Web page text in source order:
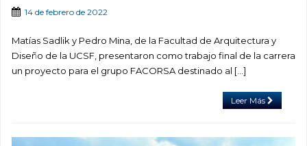
14 de febrero de 2022
Matías Sadlik y Pedro Mina, de la Facultad de Arquitectura y
Diseño de la UCSF, presentaron como trabajo final de la carrera
un proyecto para el grupo FACORSA destinado al […]
Leer Más